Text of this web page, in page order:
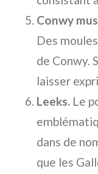
Conwy
Des
de Conwy.
laisser
Leeks. Le
dans de
que les